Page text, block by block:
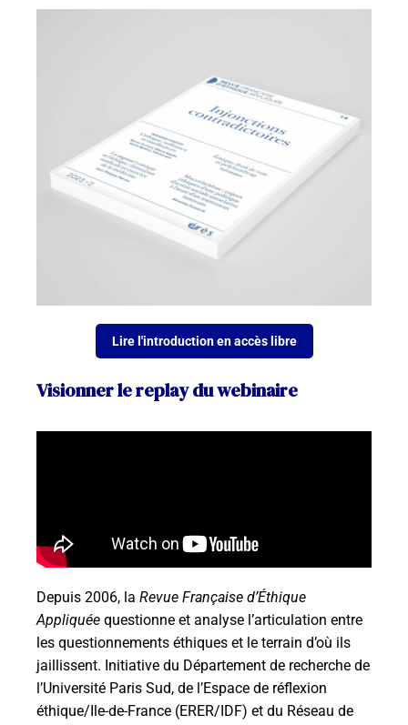
Lire l'introduction en accès libre
Visionner le replay du webinaire
Depuis 2006, la Revue Française d’Éthique
Appliquée questionne et analyse l’articulation entre
les questionnements éthiques et le terrain d’où ils
jaillissent. Initiative du Département de recherche de
l’Université Paris Sud, de l’Espace de réflexion
éthique/Ile-de-France (ERER/IDF) et du Réseau de